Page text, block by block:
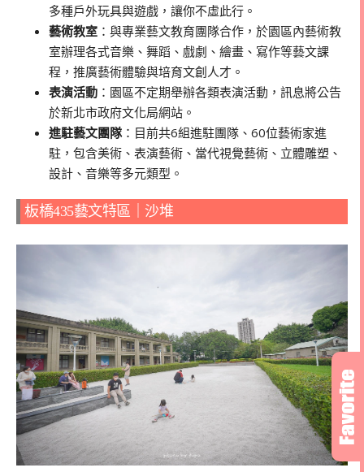
多種戶外玩具與遊戲，讓你不虛此行。
藝術教室 ：與專業藝文教育團隊合作，於園區內藝術教
室辦理各式音樂、舞蹈、戲劇、繪畫、寫作等藝文課
程，推廣藝術體驗與培育文創人才。
表演活動 ：園區不定期舉辦各類表演活動，訊息將公告
於新北市政府文化局網站。
進駐藝文團隊：目前共6組進駐團隊、60位藝術家進
駐，包含美術、表演藝術、當代視覺藝術、立體雕塑、
設計、音樂等多元類型。
板橋435藝文特區｜沙堆